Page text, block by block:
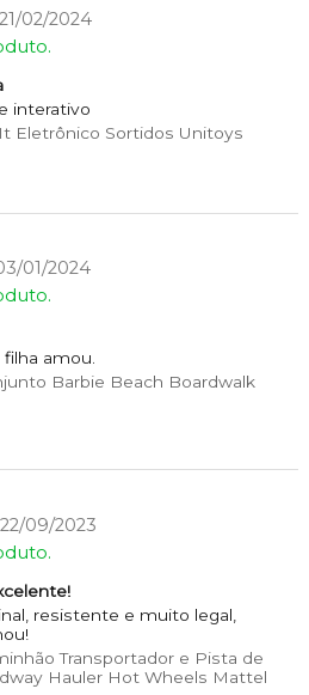
21/02/2024
interativo
Eletrônico Sortidos Unitoys
01/2024
amou.
Barbie Beach Boardwalk
22/09/2023
resistente e muito legal,
Transportador e Pista de
Hauler Hot Wheels Mattel